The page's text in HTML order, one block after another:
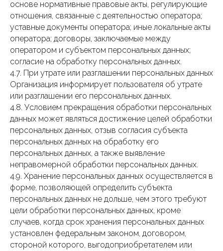
основе нормативные правовые акты, регулирующие
отношения, связанные с деятельностью оператора;
уставные документы оператора; иные локальные акты
оператора; договоры, заключаемые между
оператором и субъектом персональных данных;
согласие на обработку персональных данных.
4.7. При утрате или разглашении персональных данных
Организация информирует пользователя об утрате
или разглашении его персональных данных.
4.8. Условием прекращения обработки персональных
данных может являться достижение целей обработки
персональных данных, отзыв согласия субъекта
персональных данных на обработку его
персональных данных, а также выявление
неправомерной обработки персональных данных.
4.9. Хранение персональных данных осуществляется в
форме, позволяющей определить субъекта
персональных данных не дольше, чем этого требуют
цели обработки персональных данных, кроме
случаев, когда срок хранения персональных данных
установлен федеральным законом, договором,
стороной которого, выгодоприобретателем или